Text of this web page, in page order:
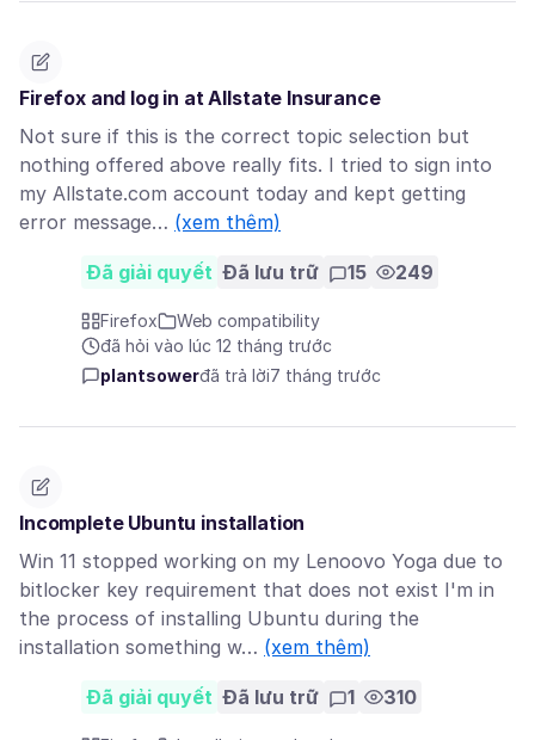
Firefox and log in at Allstate Insurance
Not sure if this is the correct topic selection but
nothing offered above really fits. I tried to sign into
my Allstate.com account today and kept getting
error message… (xem thêm)
Đã giải quyết Đã lưu trữ 15 249
Firefox
Web compatibility
đã hỏi vào lúc 12 tháng trước
plantsowerđã trả lời7 tháng trước
Incomplete Ubuntu installation
Win 11 stopped working on my Lenoovo Yoga due to
bitlocker key requirement that does not exist I'm in
the process of installing Ubuntu during the
installation something w… (xem thêm)
Đã giải quyết Đã lưu trữ 1 310